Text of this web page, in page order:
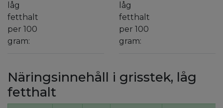
låg
fetthalt
per 100
gram:
låg
fetthalt
per 100
gram:
Näringsinnehåll i grisstek, låg
fetthalt